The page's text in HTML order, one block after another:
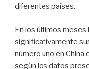
diferentes países.
En los últimos
significativamente
número uno en China
según los datos